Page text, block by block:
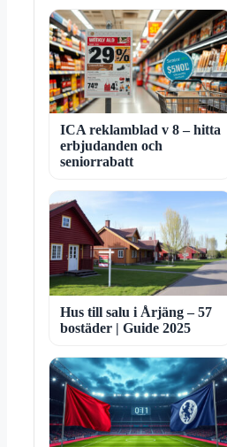
ICA reklamblad v 8 – hitta
erbjudanden och
seniorrabatt
Hus till salu i Årjäng – 57
bostäder | Guide 2025